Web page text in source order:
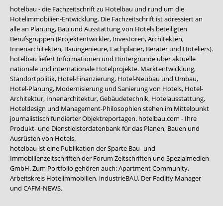
hotelbau - die Fachzeitschrift zu Hotelbau und rund um die
Hotelimmobilien-Entwicklung. Die Fachzeitschrift ist adressiert an
alle an Planung, Bau und Ausstattung von Hotels beteiligten
Berufsgruppen (Projektentwickler, Investoren, Architekten,
Innenarchitekten, Bauingenieure, Fachplaner, Berater und Hoteliers).
hotelbau liefert Informationen und Hintergründe über aktuelle
nationale und internationale Hotelprojekte. Marktentwicklung,
Standortpolitik, Hotel-Finanzierung, Hotel-Neubau und Umbau,
Hotel-Planung, Modernisierung und Sanierung von Hotels, Hotel-
Architektur, Innenarchitektur, Gebäudetechnik, Hotelausstattung,
Hoteldesign und Management-Philosophien stehen im Mittelpunkt
journalistisch fundierter Objektreportagen. hotelbau.com - Ihre
Produkt- und Dienstleisterdatenbank für das Planen, Bauen und
Ausrüsten von Hotels.
hotelbau ist eine Publikation der Sparte Bau- und
Immobilienzeitschriften der Forum Zeitschriften und Spezialmedien
GmbH. Zum Portfolio gehören auch:Apartment Community,
Arbeitskreis Hotelimmobilien, industrieBAU, Der Facility Manager
und CAFM-NEWS.